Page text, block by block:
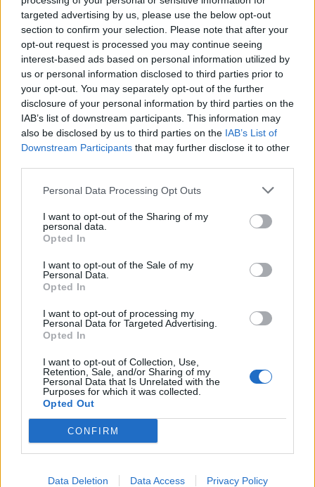
targeted advertising by us, please use the below opt-out
section to confirm your selection. Please note that after your
opt-out request is processed you may continue seeing
interest-based ads based on personal information utilized by
us or personal information disclosed to third parties prior to
your opt-out. You may separately opt-out of the further
disclosure of your personal information by third parties on the
IAB’s list of downstream participants. This information may
also be disclosed by us to third parties on the IAB’s List of
Downstream Participants that may further disclose it to other
Personal Data Processing Opt Outs
I want to opt-out of the Sharing of my
personal data.
Opted In
I want to opt-out of the Sale of my
Personal Data.
Opted In
I want to opt-out of processing my
Personal Data for Targeted Advertising.
Opted In
I want to opt-out of Collection, Use,
Retention, Sale, and/or Sharing of my
Personal Data that Is Unrelated with the
Purposes for which it was collected.
Opted Out
CONFIRM
Data Deletion Data Access Privacy Policy
20:49
Στην Κρήτη ο υπ. Υποδομών Χρίστος Δήμας: «Προχωρούν
τα έργα σε όλο το μήκος του ΒΟΑΚ»
20:42
Νορβηγία: Μυστηριώδεις θάνατοι ταράνδων δημιουργούν
ερωτηματικά
20:29
Ιεράπετρα: Χειροπέδες σε 20χρονο φερόμενο διακινητή
Λιμάνι Ηρακλείου: Έμπλεξε ο κάβος στην προπέλα του
πλοίου!
Γερμανία: Τουλάχιστον 25 τραυματίες, οι επτά σοβαρά,
20:06
Ζ. Κωνσταντοπούλου για πυρκαγιές: Αυτό που συμβαίνει
δεν είναι ατύχημα αλλά έγκλημα συνεχιζόμενο
ΠΕΡΙΣΣΟΤΕΡΑ